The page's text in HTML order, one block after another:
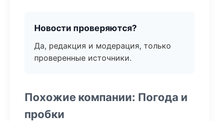
Новости проверяются?
Да, редакция и модерация, только
проверенные источники.
Похожие компании: Погода и
пробки